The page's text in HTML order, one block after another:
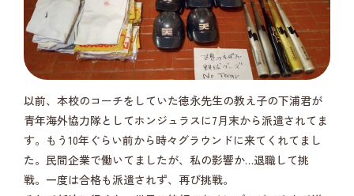
以前、本校のコーチをしていた徳永先生の教え子の下浦君が
青年海外協力隊としてホンジュラスに7月末から派遣されてま
す。もう10年ぐらい前から時々グラウンドに来てくれてまし
た。民間企業で働いてましたが、私の影響か…退職して挑
戦。一度は合格も派遣されず、再び挑戦。